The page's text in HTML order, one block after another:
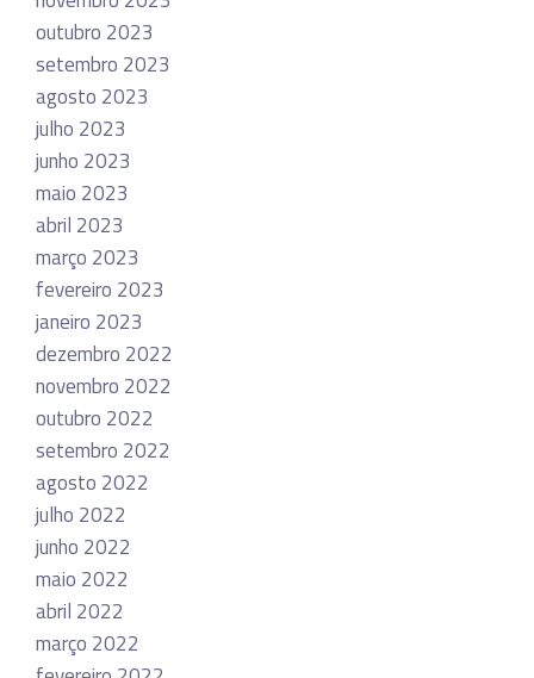
outubro 2023
setembro 2023
agosto 2023
julho 2023
junho 2023
maio 2023
abril 2023
março 2023
fevereiro 2023
janeiro 2023
dezembro 2022
novembro 2022
outubro 2022
setembro 2022
agosto 2022
julho 2022
junho 2022
maio 2022
abril 2022
março 2022